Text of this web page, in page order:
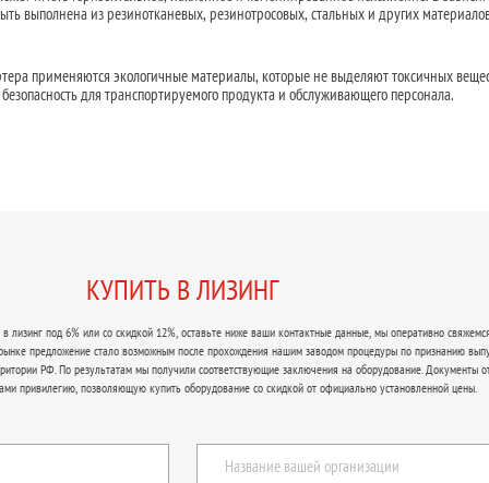
выполнена из резинотканевых, резинотросовых, стальных и других
применяются экологичные материалы, которые не выделяют токсичных
для транспортируемого продукта и обслуживающего персонала.
КУПИТЬ В ЛИЗИНГ
лизинг под 6% или со скидкой 12%, оставьте ниже ваши контактные данные, мы оперативно
предложение стало возможным после прохождения нашим заводом процедуры по признанию
РФ. По результатам мы получили соответствующие заключения на оборудование. Документы
привилегию, позволяющую купить оборудование со скидкой от официально установленной цены.